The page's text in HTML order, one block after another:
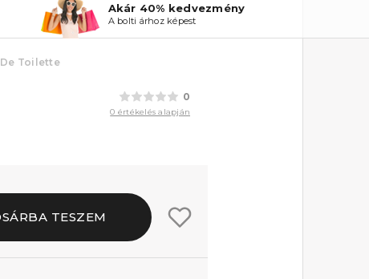
Akár 40% kedvezmény
A bolti árhoz képest
De Toilette
0
0 értékelés alapján
TESZEM